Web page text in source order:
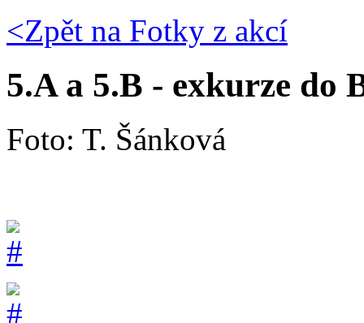
<Zpět na Fotky z akcí
5.A a 5.B - exkurze do
Foto: T. Šánková